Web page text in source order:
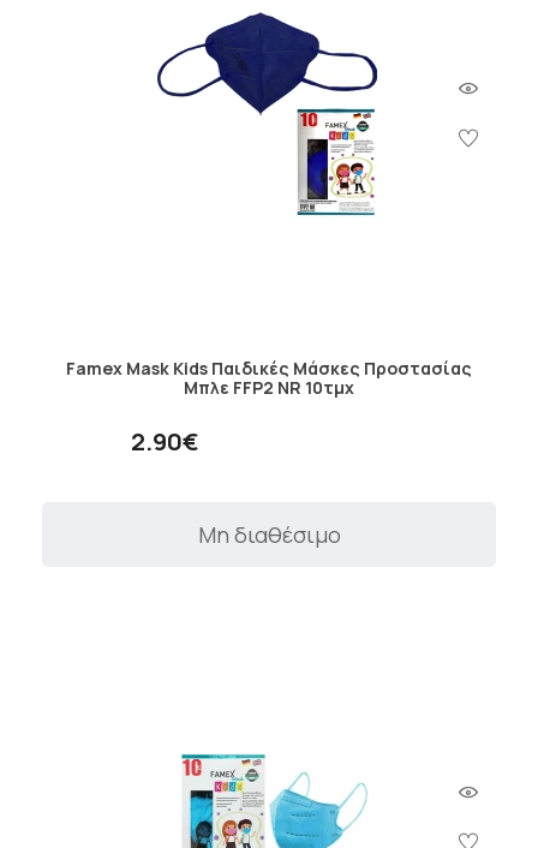
Famex Mask Kids Παιδικές Μάσκες Προστασίας
Μπλε FFP2 NR 10τμχ
2.90€
Μη διαθέσιμο